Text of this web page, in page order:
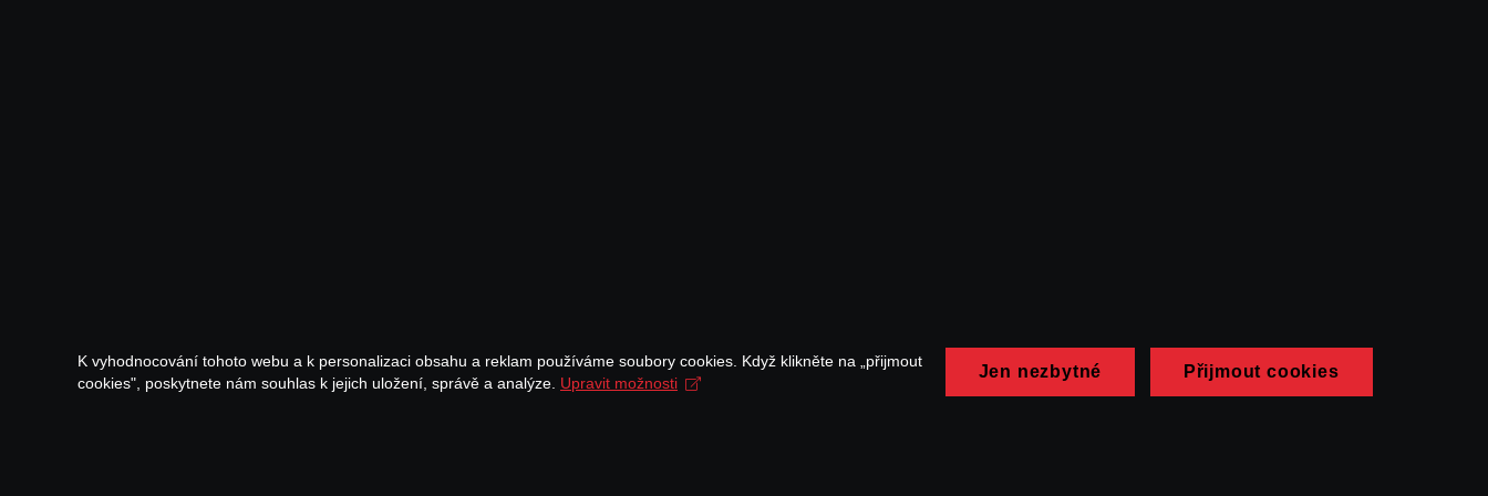
K vyhodnocování tohoto webu a k personalizaci obsahu a reklam používáme soubory cookies. Když klikněte na „přijmout
cookies", poskytnete nám souhlas k jejich uložení, správě a analýze. Upravit možnosti
Jen nezbytné Přijmout cookies